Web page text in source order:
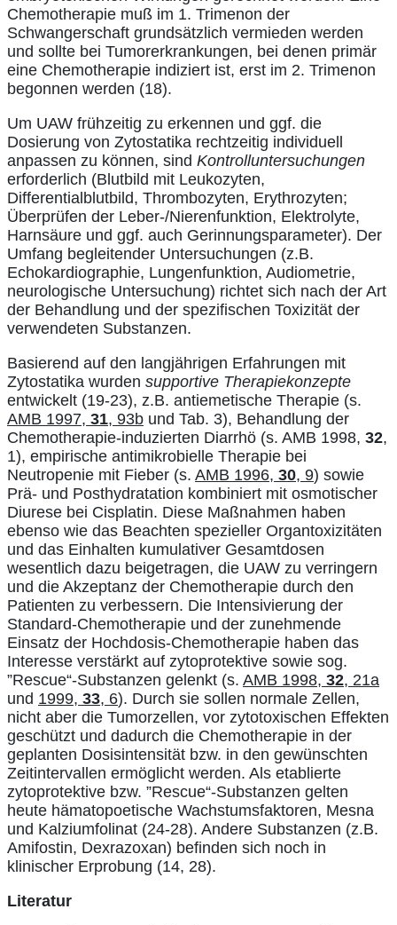
Chemotherapie muß im 1. Trimenon der
Schwangerschaft grundsätzlich vermieden werden
und sollte bei Tumorerkrankungen, bei denen primär
eine Chemotherapie indiziert ist, erst im 2. Trimenon
begonnen werden (18).
Um UAW frühzeitig zu erkennen und ggf. die
Dosierung von Zytostatika rechtzeitig individuell
anpassen zu können, sind Kontrolluntersuchungen
erforderlich (Blutbild mit Leukozyten,
Differentialblutbild, Thrombozyten, Erythrozyten;
Überprüfen der Leber-/Nierenfunktion, Elektrolyte,
Harnsäure und ggf. auch Gerinnungsparameter). Der
Umfang begleitender Untersuchungen (z.B.
Echokardiographie, Lungenfunktion, Audiometrie,
neurologische Untersuchung) richtet sich nach der Art
der Behandlung und der spezifischen Toxizität der
verwendeten Substanzen.
Basierend auf den langjährigen Erfahrungen mit
Zytostatika wurden supportive Therapiekonzepte
entwickelt (19-23), z.B. antiemetische Therapie (s.
AMB 1997, 31, 93b und Tab. 3), Behandlung der
Chemotherapie-induzierten Diarrhö (s. AMB 1998, 32,
1), empirische antimikrobielle Therapie bei
Neutropenie mit Fieber (s. AMB 1996, 30, 9) sowie
Prä- und Posthydratation kombiniert mit osmotischer
Diurese bei Cisplatin. Diese Maßnahmen haben
ebenso wie das Beachten spezieller Organtoxizitäten
und das Einhalten kumulativer Gesamtdosen
wesentlich dazu beigetragen, die UAW zu verringern
und die Akzeptanz der Chemotherapie durch den
Patienten zu verbessern. Die Intensivierung der
Standard-Chemotherapie und der zunehmende
Einsatz der Hochdosis-Chemotherapie haben das
Interesse verstärkt auf zytoprotektive sowie sog.
”Rescue“-Substanzen gelenkt (s. AMB 1998, 32, 21a
und 1999, 33, 6). Durch sie sollen normale Zellen,
nicht aber die Tumorzellen, vor zytotoxischen Effekten
geschützt und dadurch die Chemotherapie in der
geplanten Dosisintensität bzw. in den gewünschten
Zeitintervallen ermöglicht werden. Als etablierte
zytoprotektive bzw. ”Rescue“-Substanzen gelten
heute hämatopoetische Wachstumsfaktoren, Mesna
und Kalziumfolinat (24-28). Andere Substanzen (z.B.
Amifostin, Dexrazoxan) befinden sich noch in
klinischer Erprobung (14, 28).
Literatur